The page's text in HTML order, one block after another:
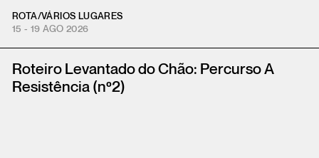
ROTA/VÁRIOS LUGARES
15 - 19 AGO 2026
Roteiro Levantado do Chão: Percurso A
Resistência (nº2)